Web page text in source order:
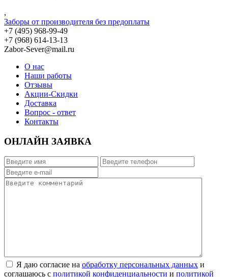
,
Заборы от производителя без предоплаты
+7 (495) 968-99-49
+7 (968) 614-13-13
Zabor-Sever@mail.ru
О нас
Наши работы
Отзывы
Акции-Скидки
Доставка
Вопрос - ответ
Контакты
ОНЛАЙН ЗАЯВКА
Я даю согласие на обработку персональных данных и
соглашаюсь с политикой конфиденциальности и политикой